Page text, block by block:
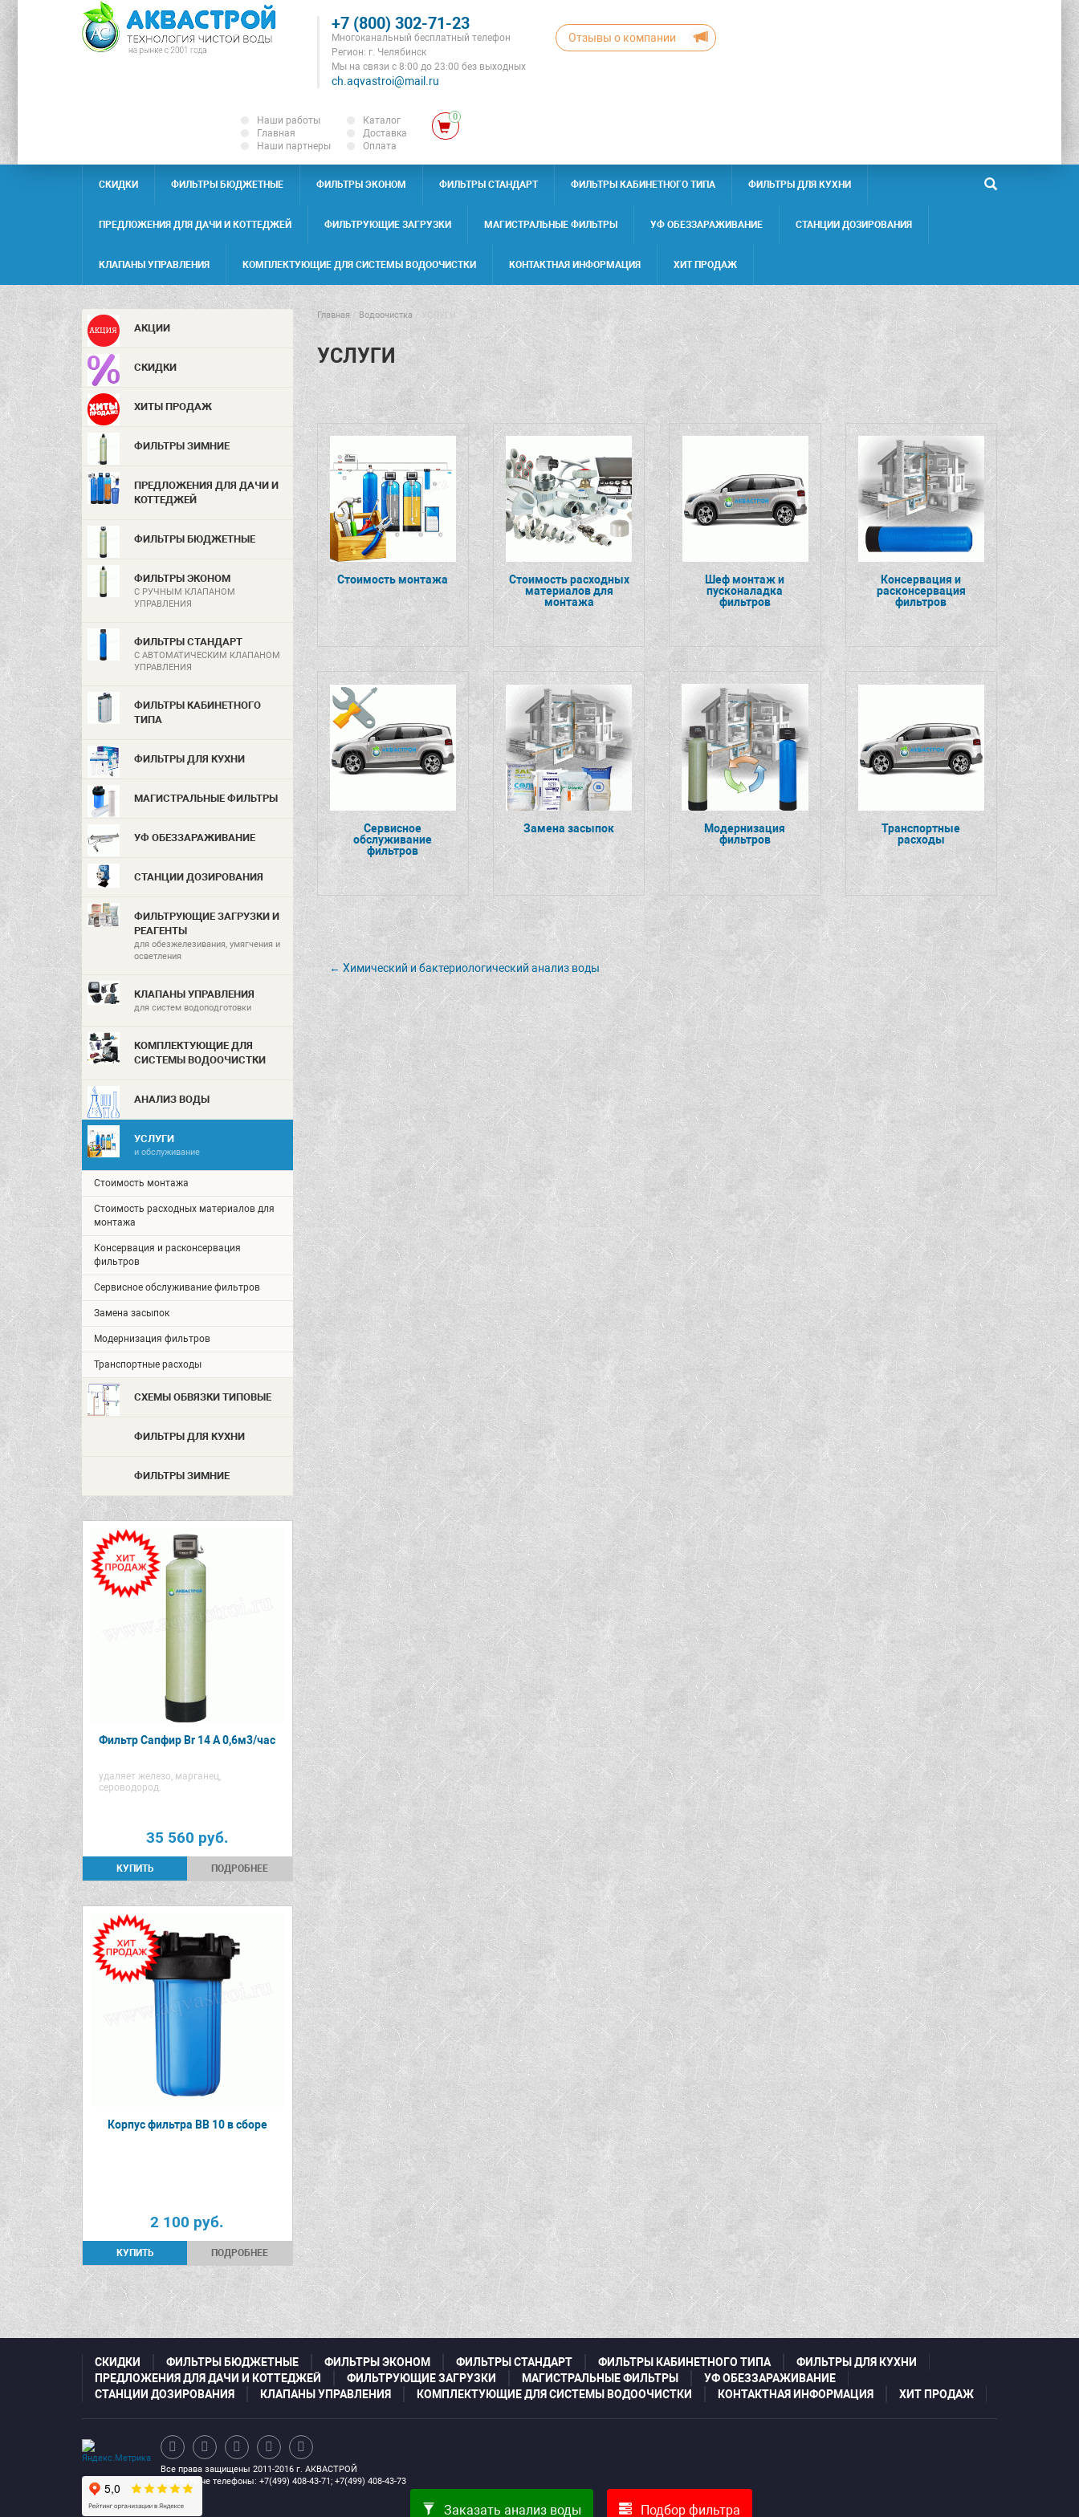
Отзывы о компании
+7 (800) 302-71-23
Многоканальный бесплатный телефон
Регион: г. Челябинск
Мы на связи с 8:00 до 23:00 без выходных
ch.aqvastroi@mail.ru
Наши работы
Главная
Наши партнеры
Каталог
Доставка
Оплата
0
СКИДКИ ФИЛЬТРЫ БЮДЖЕТНЫЕ ФИЛЬТРЫ ЭКОНОМ ФИЛЬТРЫ СТАНДАРТ ФИЛЬТРЫ КАБИНЕТНОГО ТИПА ФИЛЬТРЫ ДЛЯ КУХНИ
ПРЕДЛОЖЕНИЯ ДЛЯ ДАЧИ И КОТТЕДЖЕЙ ФИЛЬТРУЮЩИЕ ЗАГРУЗКИ МАГИСТРАЛЬНЫЕ ФИЛЬТРЫ УФ ОБЕЗЗАРАЖИВАНИЕ СТАНЦИИ ДОЗИРОВАНИЯ
КЛАПАНЫ УПРАВЛЕНИЯ КОМПЛЕКТУЮЩИЕ ДЛЯ СИСТЕМЫ ВОДООЧИСТКИ КОНТАКТНАЯ ИНФОРМАЦИЯ ХИТ ПРОДАЖ
АКЦИИ
СКИДКИ
ХИТЫ ПРОДАЖ
ФИЛЬТРЫ ЗИМНИЕ
ПРЕДЛОЖЕНИЯ ДЛЯ ДАЧИ И
КОТТЕДЖЕЙ
ФИЛЬТРЫ БЮДЖЕТНЫЕ
ФИЛЬТРЫ ЭКОНОМ
С РУЧНЫМ КЛАПАНОМ
УПРАВЛЕНИЯ
ФИЛЬТРЫ СТАНДАРТ
С АВТОМАТИЧЕСКИМ КЛАПАНОМ
УПРАВЛЕНИЯ
ФИЛЬТРЫ КАБИНЕТНОГО
ТИПА
ФИЛЬТРЫ ДЛЯ КУХНИ
МАГИСТРАЛЬНЫЕ ФИЛЬТРЫ
УФ ОБЕЗЗАРАЖИВАНИЕ
СТАНЦИИ ДОЗИРОВАНИЯ
ФИЛЬТРУЮЩИЕ ЗАГРУЗКИ И
РЕАГЕНТЫ
для обезжелезивания, умягчения и
осветления
КЛАПАНЫ УПРАВЛЕНИЯ
для систем водоподготовки
КОМПЛЕКТУЮЩИЕ ДЛЯ
СИСТЕМЫ ВОДООЧИСТКИ
АНАЛИЗ ВОДЫ
УСЛУГИ
и обслуживание
Стоимость монтажа
Стоимость расходных материалов для
монтажа
Консервация и расконсервация
фильтров
Сервисное обслуживание фильтров
Замена засыпок
Модернизация фильтров
Транспортные расходы
СХЕМЫ ОБВЯЗКИ ТИПОВЫЕ
ФИЛЬТРЫ ДЛЯ КУХНИ
ФИЛЬТРЫ ЗИМНИЕ
Фильтр Сапфир Br 14 А 0,6м3/час
удаляет железо, марганец,
сероводород.
35 560 руб.
ПОДРОБНЕЕ
Корпус фильтра ВВ 10 в сборе
2 100 руб.
ПОДРОБНЕЕ
Главная/Водоочистка / УСЛУГИ
УСЛУГИ
Стоимость монтажа
Стоимость расходных
материалов для
монтажа
Шеф монтаж и
пусконаладка
фильтров
Консервация и
расконсервация
фильтров
Сервисное
обслуживание
фильтров
Замена засыпок
Модернизация
фильтров
Транспортные
расходы
← Химический и бактериологический анализ воды
СКИДКИ ФИЛЬТРЫ БЮДЖЕТНЫЕ ФИЛЬТРЫ ЭКОНОМ ФИЛЬТРЫ СТАНДАРТ ФИЛЬТРЫ КАБИНЕТНОГО ТИПА
ФИЛЬТРЫ ДЛЯ КУХНИ
ПРЕДЛОЖЕНИЯ ДЛЯ ДАЧИ И КОТТЕДЖЕЙ
ФИЛЬТРУЮЩИЕ ЗАГРУЗКИ МАГИСТРАЛЬНЫЕ ФИЛЬТРЫ
УФ ОБЕЗЗАРАЖИВАНИЕ
СТАНЦИИ ДОЗИРОВАНИЯ
КЛАПАНЫ УПРАВЛЕНИЯ КОМПЛЕКТУЮЩИЕ ДЛЯ СИСТЕМЫ ВОДООЧИСТКИ КОНТАКТНАЯ ИНФОРМАЦИЯ ХИТ ПРОДАЖ
Все права защищены 2011-2016 г. АКВАСТРОЙ
Контактыне телефоны: +7(499) 408-43-71; +7(499) 408-43-73
Заказать анализ воды Подбор фильтра